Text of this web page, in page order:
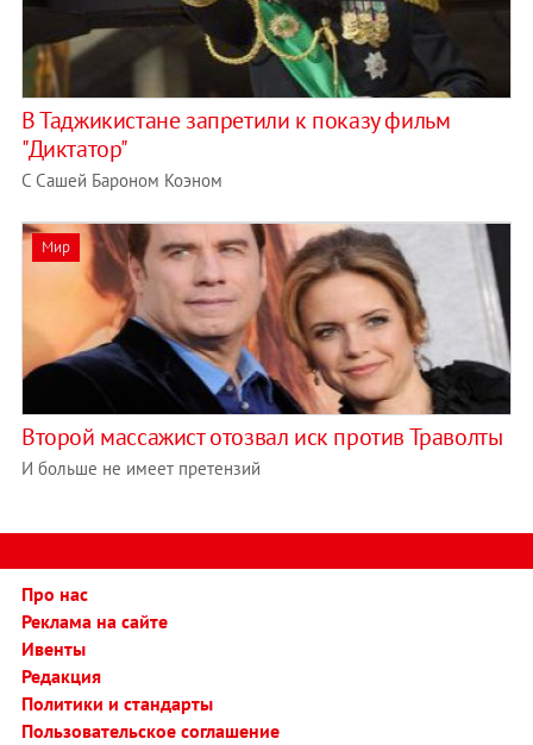
В Таджикистане запретили к показу фильм
"Диктатор"
С Сашей Бароном Коэном
Мир
Второй массажист отозвал иск против Траволты
И больше не имеет претензий
Про нас
Реклама на сайте
Ивенты
Редакция
Политики и стандарты
Пользовательское соглашение